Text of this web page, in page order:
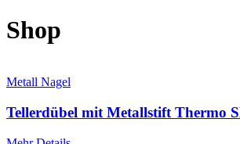
Shop
Metall Nagel
Tellerdübel mit Metallstift Thermo